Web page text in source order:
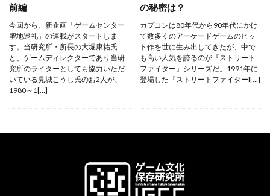
前編
今回から、新企画「ゲームセンター
聖地巡礼」の連載がスタートしま
す。当研究所・所長の大堀康祐氏
と、ゲームディレクターであり当研
究所のライターとしても協力いただ
いている見城こうじ氏のお2人が、
1980～1[…]
の秘密は？
カプコンは80年代から90年代にかけ
て数多くのアーケードゲームのヒッ
ト作を世に生み出してきたが、中で
も高い人気を誇るのが『ストリート
ファイター』シリーズだ。1991年に
登場した『ストリートファイターI[…]